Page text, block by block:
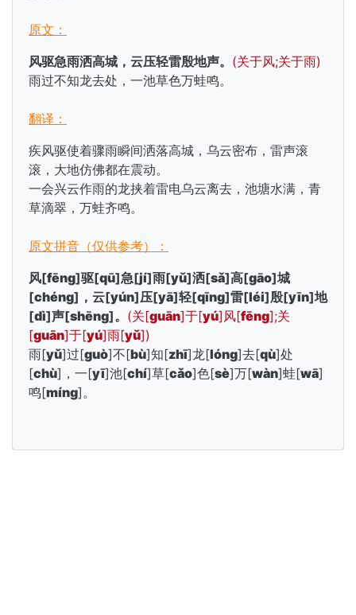
原文：
风驱急雨洒高城，云压轻雷殷地声。 (关于风;关于雨)
雨过不知龙去处，一池草色万蛙鸣。
翻译：
疾风驱使着骤雨瞬间洒落高城，乌云密布，雷声滚
滚，大地仿佛都在震动。
一会兴云作雨的龙挟着雷电乌云离去，池塘水满，青
草滴翠，万蛙齐鸣。
原文拼音（仅供参考）：
风[fēng]驱[qū]急[jí]雨[yǔ]洒[sǎ]高[gāo]城
[chéng]，云[yún]压[yā]轻[qīng]雷[léi]殷[yīn]地
[dì]声[shēng]。 (关[guān]于[yú]风[fēng];关
[guān]于[yú]雨[yǔ])
雨[yǔ]过[guò]不[bù]知[zhī]龙[lóng]去[qù]处
[chù]，一[yī]池[chí]草[cǎo]色[sè]万[wàn]蛙[wā]
鸣[míng]。